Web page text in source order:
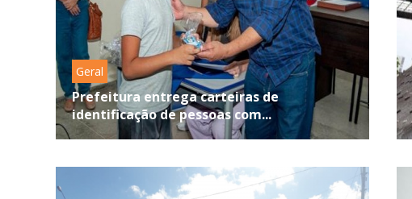
Geral
Prefeitura entrega carteiras de
identificação de pessoas com...